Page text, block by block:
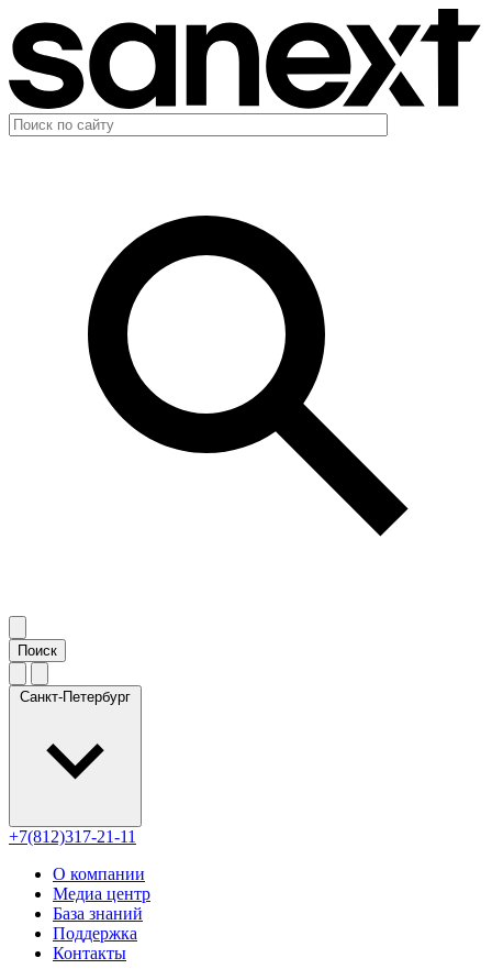
Санкт-Петербург
+7(812)317-21-11
О компании
Медиа центр
База знаний
Поддержка
Контакты